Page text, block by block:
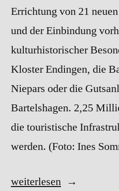
Errichtung von 21
und der Einbindung
kulturhistorischer
Kloster Endingen, die
Niepars oder die
Bartelshagen. 2,25
die touristische
werden. (Foto: Ines
„09/2017“
weiterlesen